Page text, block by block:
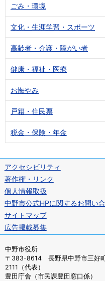
ごみ・環境
文化・生涯学習・スポーツ
高齢者・介護・障がい者
健康・福祉・医療
お悔やみ
戸籍・住民票
税金・保険・年金
アクセシビリティ
著作権・リンク
個人情報取扱
中野市公式HPに関するお問い
サイトマップ
広告掲載募集
中野市役所
〒383-8614 長野県中野市三好
2111（代表）
豊田庁舎（市民課豊田窓口係）